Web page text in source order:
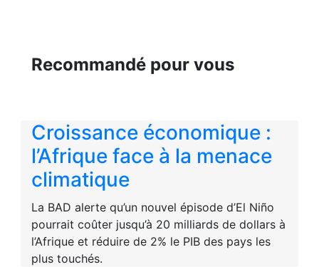
Recommandé pour vous
Croissance économique :
l’Afrique face à la menace
climatique
La BAD alerte qu’un nouvel épisode d’El Niño
pourrait coûter jusqu’à 20 milliards de dollars à
l’Afrique et réduire de 2% le PIB des pays les
plus touchés.